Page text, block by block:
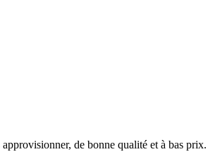
de bonne qualité et à bas prix.